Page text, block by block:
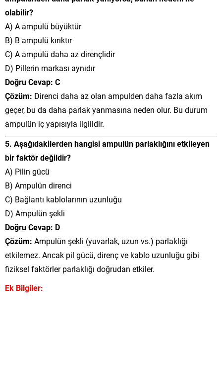
olabilir?
A) A ampulü büyüktür
B) B ampulü kırıktır
C) A ampulü daha az dirençlidir
D) Pillerin markası aynıdır
Doğru Cevap: C
Çözüm: Direnci daha az olan ampulden daha fazla akım
geçer, bu da daha parlak yanmasına neden olur. Bu durum
ampulün iç yapısıyla ilgilidir.
5. Aşağıdakilerden hangisi ampulün parlaklığını etkileyen
bir faktör değildir?
A) Pilin gücü
B) Ampulün direnci
C) Bağlantı kablolarının uzunluğu
D) Ampulün şekli
Doğru Cevap: D
Çözüm: Ampulün şekli (yuvarlak, uzun vs.) parlaklığı
etkilemez. Ancak pil gücü, direnç ve kablo uzunluğu gibi
fiziksel faktörler parlaklığı doğrudan etkiler.
Ek Bilgiler: